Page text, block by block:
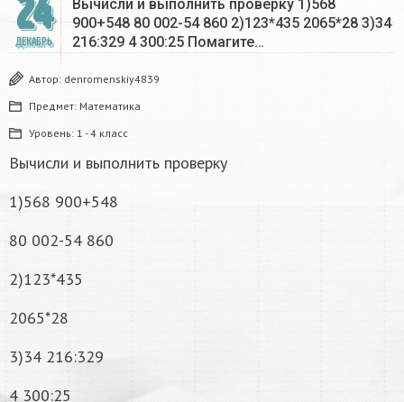
24
ДЕКАБРЬ
Вычисли и выполнить проверку 1)568
900+548 80 002-54 860 2)123*435 2065*28 3)34
216:329 4 300:25 Помагите…
Автор: denromenskiy4839
Предмет: Математика
Уровень: 1 - 4 класс
Вычисли и выполнить проверку
1)568 900+548
80 002-54 860
2)123*435
2065*28
3)34 216:329
4 300:25